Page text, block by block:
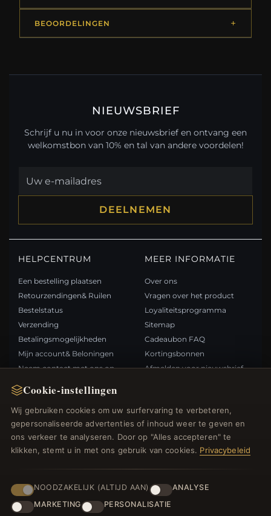
Cookie-instellingen
Wij gebruiken cookies om uw surfervaring te verbeteren,
gepersonaliseerde advertenties of inhoud weer te geven en
ons verkeer te analyseren. Door op "Alles accepteren" te
klikken, stemt u in met ons gebruik van cookies. Privacybeleid
NOODZAKELIJK (ALTIJD AAN)
ANALYSE
MARKETING
PERSONALISATIE
BEOORDELINGEN
NIEUWSBRIEF
Schrijf u nu in voor onze nieuwsbrief en ontvang een
welkomstbon van 10% en tal van andere voordelen!
DEELNEMEN
HELPCENTRUM
Een bestelling plaatsen
Retourzendingen& Ruilen
Bestelstatus
Verzending
Betalingsmogelijkheden
Mijn account& Beloningen
Neem contact met ons op
MEER INFORMATIE
Over ons
Vragen over het product
Loyaliteitsprogramma
Sitemap
Cadeaubon FAQ
Kortingsbonnen
Afmelden voor nieuwsbrief
Nieuwe producten
Specials
Blog
Inloggen
BETAALMETHODEN